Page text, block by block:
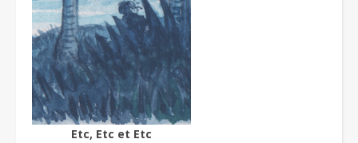
Etc, Etc et Etc